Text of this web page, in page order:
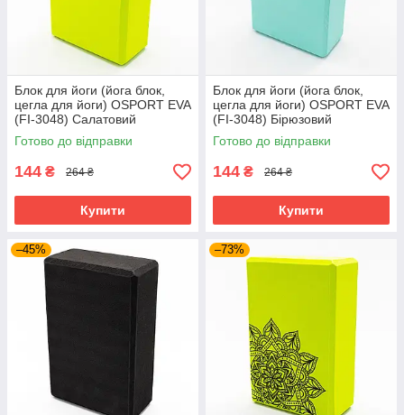
Блок для йоги (йога блок,
цегла для йоги) OSPORT EVA
(FI-3048) Салатовий
Готово до відправки
144 ₴ 264 ₴
Купити
Блок для йоги (йога блок,
цегла для йоги) OSPORT EVA
(FI-3048) Бірюзовий
Готово до відправки
144 ₴ 264 ₴
Купити
–45% –73%